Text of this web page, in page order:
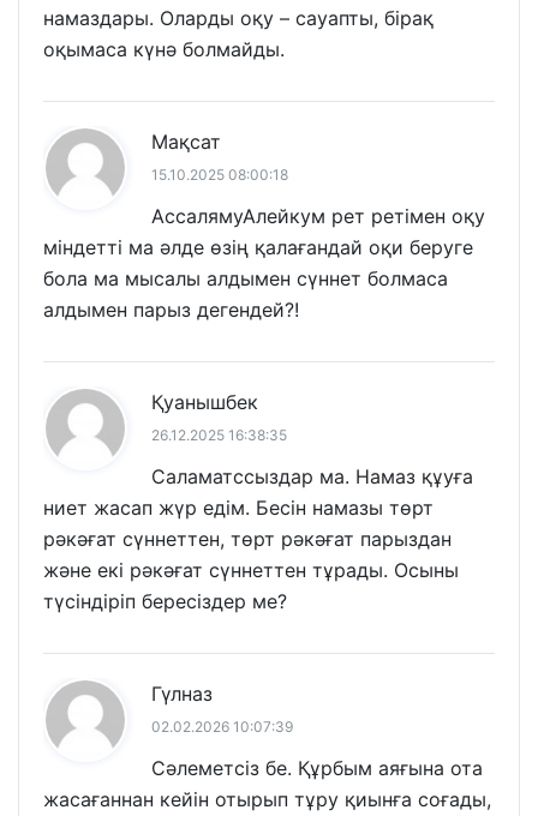
намаздары. Оларды оқу – сауапты, бірақ
оқымаса күнә болмайды.
Мақсат
15.10.2025 08:00:18
АссалямуАлейкум рет ретімен оқу
міндетті ма әлде өзің қалағандай оқи беруге
бола ма мысалы алдымен сүннет болмаса
алдымен парыз дегендей?!
Қуанышбек
26.12.2025 16:38:35
Саламатссыздар ма. Намаз құуға
ниет жасап жүр едім. Бесін намазы төрт
рәкәғат сүннеттен, төрт рәкәғат парыздан
және екі рәкәғат сүннеттен тұрады. Осыны
түсіндіріп бересіздер ме?
Гүлназ
02.02.2026 10:07:39
Сәлеметсіз бе. Құрбым аяғына ота
жасағаннан кейін отырып тұру қиынға соғады,